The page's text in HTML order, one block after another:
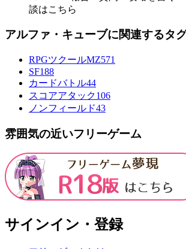
談はこちら
アルファ・キューブに関連するタ
RPGツクールMZ571
SF188
カードバトル44
スコアアタック106
ノンフィールド43
雰囲気の近いフリーゲーム
サインイン・登録